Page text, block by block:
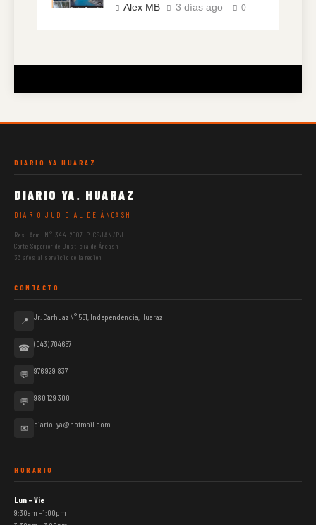
Alex MB 3 días ago 0
DIARIO YA HUARAZ
DIARIO YA. HUARAZ
DIARIO JUDICIAL DE ÁNCASH
Res. Adm. N° 344-2007-P-CSJAN/PJ
Corte Superior de Justicia de Áncash
33 años al servicio de la región
CONTACTO
📍 Jr. Carhuaz N° 551, Independencia, Huaraz
☎ (043) 704657
💬 976 929 837
💬 980 129 300
✉ diario_ya@hotmail.com
HORARIO
Lun – Vie
9:30am – 1:00pm